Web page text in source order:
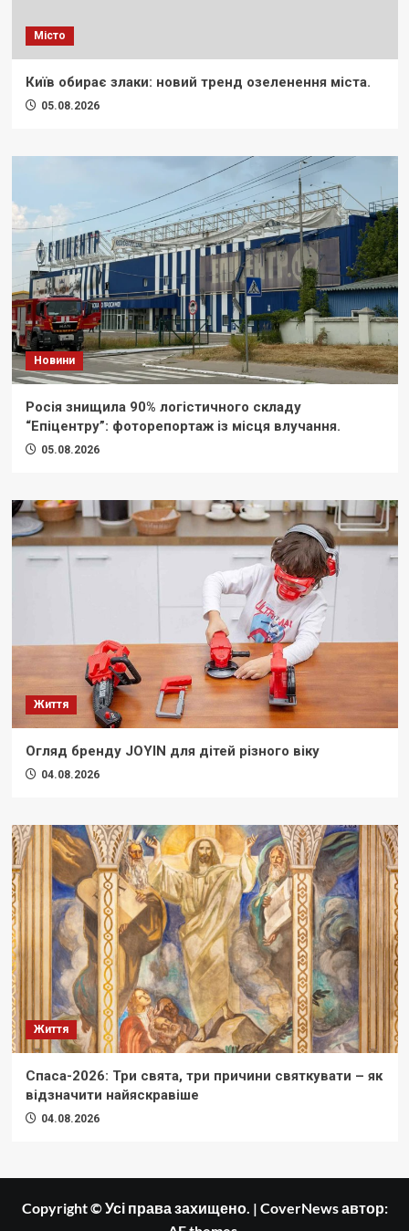
Місто
Київ обирає злаки: новий тренд озеленення міста.
05.08.2026
Новини
Росія знищила 90% логістичного складу
“Епіцентру”: фоторепортаж із місця влучання.
05.08.2026
Життя
Огляд бренду JOYIN для дітей різного віку
04.08.2026
Життя
Спаса-2026: Три свята, три причини святкувати – як
відзначити найяскравіше
04.08.2026
Copyright © Усі права захищено. | CoverNewsавтор: